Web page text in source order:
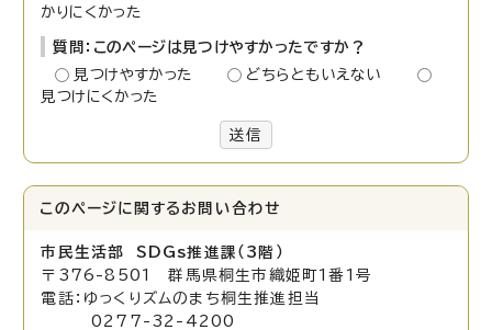
かりにくかった
質問：このページは見つけやすかったですか？
見つけやすかった
どちらともいえない
見つけにくかった
送信
このページに関する お問い合わせ
市民生活部 SDGs推進課（3階）
〒376-8501 群馬県桐生市織姫町1番1号
電話：ゆっくりズムのまち桐生推進担当
0277-32-4200